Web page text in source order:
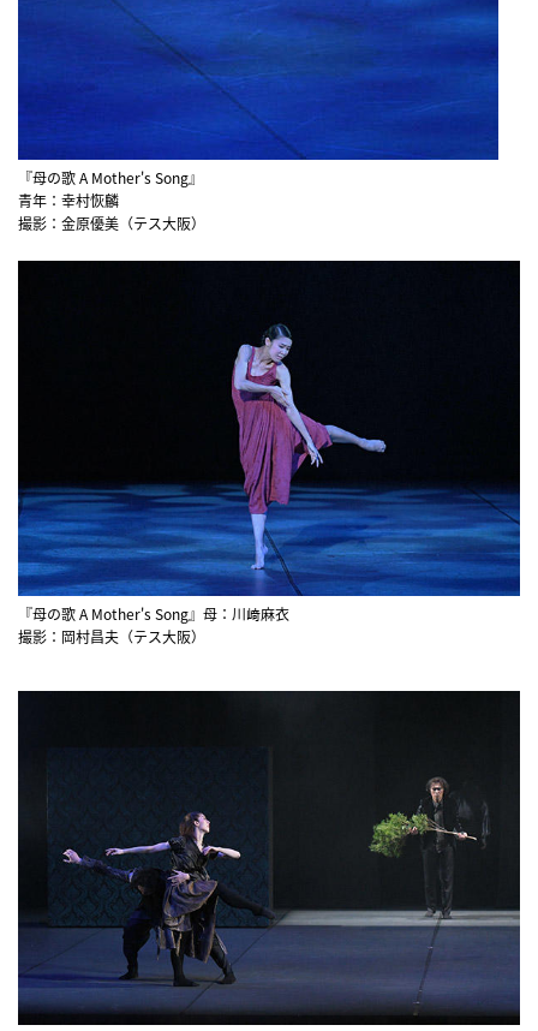
『母の歌 A Mother's Song』
青年：幸村恢麟
撮影：金原優美（テス大阪）
『母の歌 A Mother's Song』母：川﨑麻衣
撮影：岡村昌夫（テス大阪）